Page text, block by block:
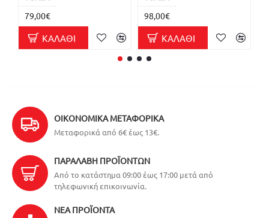
79,00€
ΚΑΛΆΘΙ
98,00€
ΚΑΛΆΘΙ
ΟΙΚΟΝΟΜΙΚΆ ΜΕΤΑΦΟΡΙΚΆ
Μεταφορικά από 6€ έως 13€.
ΠΑΡΑΛΑΒΉ ΠΡΟΪΌΝΤΩΝ
Από το κατάστημα 09:00 έως 17:00 μετά από
τηλεφωνική επικοινωνία.
ΝΈΑ ΠΡΟΪΌΝΤΑ